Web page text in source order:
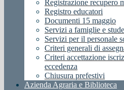
Registrazione recupero
Registro educatori
Documenti 15 maggio
Servizi a famiglie e
Servizi per il personale
Criteri generali di
Criteri accettazione
eccedenza
Chiusura prefestivi
Azienda Agraria e Biblioteca